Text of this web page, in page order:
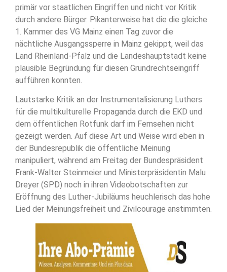
primär vor staatlichen Eingriffen und nicht vor Kritik
durch andere Bürger. Pikanterweise hat die die gleiche
1. Kammer des VG Mainz einen Tag zuvor die
nächtliche Ausgangssperre in Mainz gekippt, weil das
Land Rheinland-Pfalz und die Landeshauptstadt keine
plausible Begründung für diesen Grundrechtseingriff
aufführen konnten.
Lautstarke Kritik an der Instrumentalisierung Luthers
für die multikulturelle Propaganda durch die EKD und
dem öffentlichen Rotfunk darf im Fernsehen nicht
gezeigt werden. Auf diese Art und Weise wird eben in
der Bundesrepublik die öffentliche Meinung
manipuliert, während am Freitag der Bundespräsident
Frank-Walter Steinmeier und Ministerpräsidentin Malu
Dreyer (SPD) noch in ihren Videobotschaften zur
Eröffnung des Luther-Jubiläums heuchlerisch das hohe
Lied der Meinungsfreiheit und Zivilcourage anstimmten.